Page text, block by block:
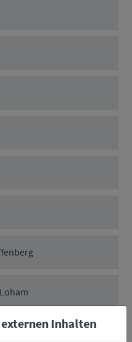
Inhalten